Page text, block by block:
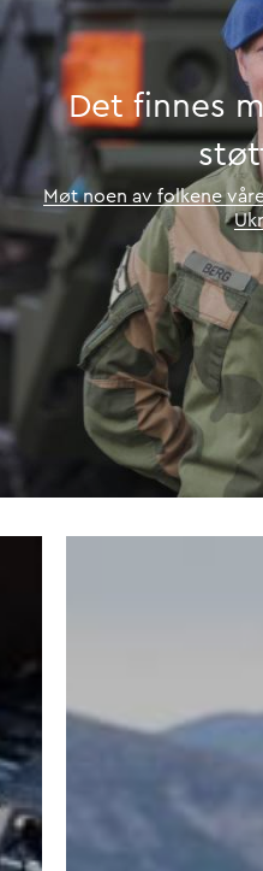
Det finnes
Møt noen av folkene